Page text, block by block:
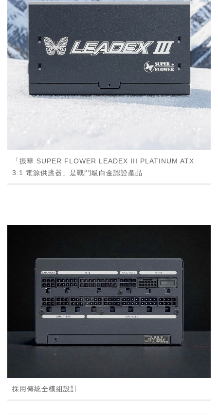
「振華 SUPER FLOWER LEADEX III PLATINUM ATX
3.1 電源供應器」是戰鬥級白金認證產品
採用傳統全模組設計